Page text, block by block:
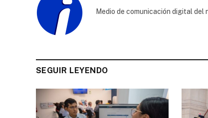
Medio de comunicación digital del
SEGUIR LEYENDO